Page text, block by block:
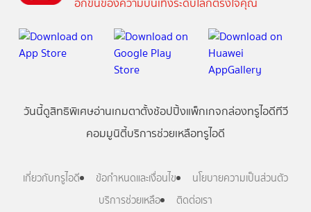
อีกขั้นของความบันเทิงระดับโลกตรงใจคุณ
วันนี้ดูสิทธิพิเศษอ่านเกมตาตั้งช้อปปิ้งแพ็กเกจกล่องทรูไอดีทีวี
คอมมูนิตี้บริการช่วยเหลือทรูไอดี
เกี่ยวกับทรูไอดี ข้อกำหนดและเงื่อนไข
นโยบายความเป็นส่วนตัว
บริการช่วยเหลือ
ติดต่อเรา